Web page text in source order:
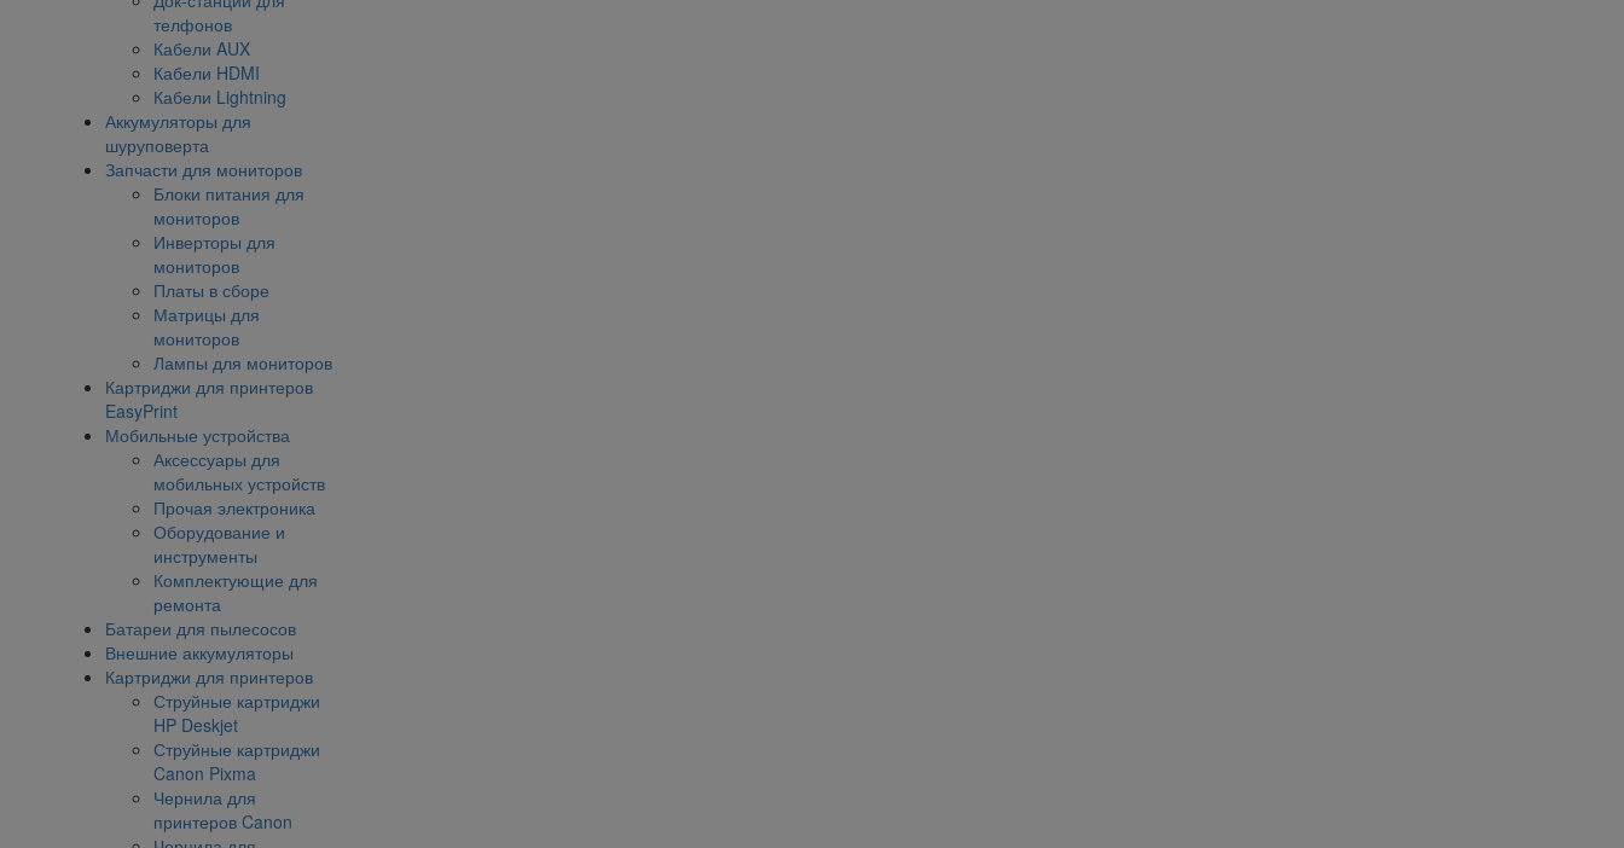
телфонов
Кабели AUX
Кабели HDMI
Кабели Lightning
Аккумуляторы для
шуруповерта
Запчасти для мониторов
Блоки питания для
мониторов
Инверторы для
мониторов
Платы в сборе
Матрицы для
мониторов
Лампы для мониторов
Картриджи для принтеров
EasyPrint
Мобильные устройства
Аксессуары для
мобильных устройств
Прочая электроника
Оборудование и
инструменты
Комплектующие для
ремонта
Батареи для пылесосов
Внешние аккумуляторы
Картриджи для принтеров
Струйные картриджи
HP Deskjet
Струйные картриджи
Canon Pixma
Чернила для
принтеров Canon